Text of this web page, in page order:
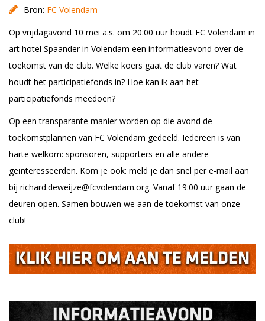
Bron: FC Volendam
Op vrijdagavond 10 mei a.s. om 20:00 uur houdt FC Volendam in
art hotel Spaander in Volendam een informatieavond over de
toekomst van de club. Welke koers gaat de club varen? Wat
houdt het participatiefonds in? Hoe kan ik aan het
participatiefonds meedoen?
Op een transparante manier worden op die avond de
toekomstplannen van FC Volendam gedeeld. Iedereen is van
harte welkom: sponsoren, supporters en alle andere
geïnteresseerden. Kom je ook: meld je dan snel per e-mail aan
bij richard.deweijze@fcvolendam.org. Vanaf 19:00 uur gaan de
deuren open. Samen bouwen we aan de toekomst van onze
club!